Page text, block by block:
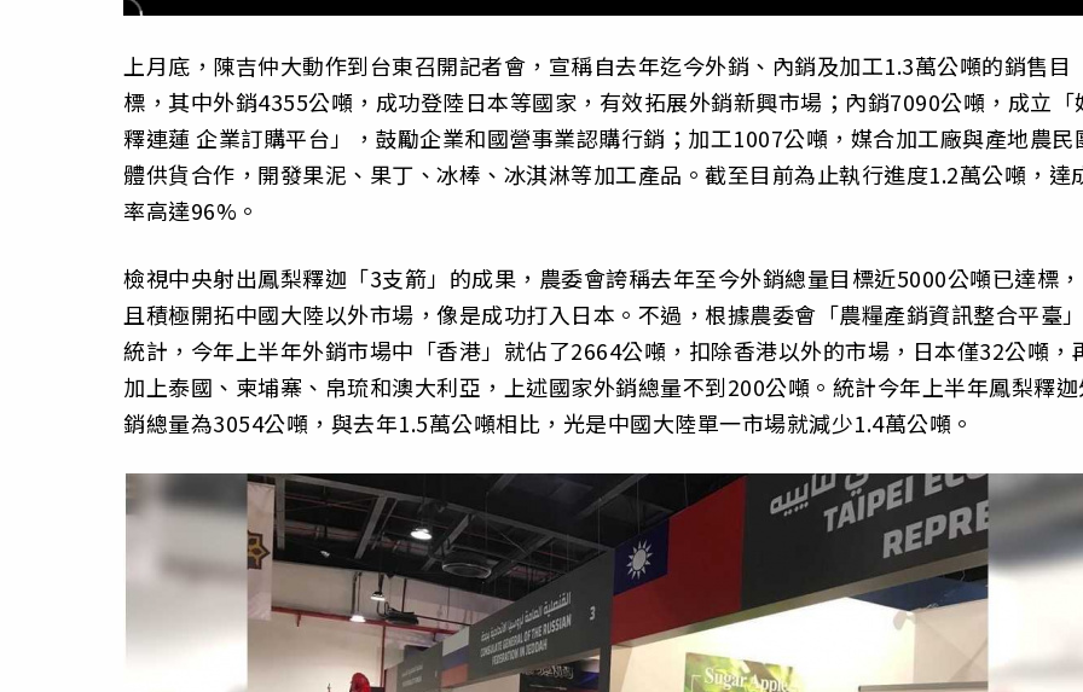
上月底，陳吉仲大動作到台東召開記者會，宣稱自去年迄今外銷、內銷及加工1.3萬公噸的銷售目
標，其中外銷4355公噸，成功登陸日本等國家，有效拓展外銷新興市場；內銷7090公噸，成立「
釋連蓮 企業訂購平台」，鼓勵企業和國營事業認購行銷；加工1007公噸，媒合加工廠與產地農民
體供貨合作，開發果泥、果丁、冰棒、冰淇淋等加工產品。截至目前為止執行進度1.2萬公噸，達
率高達96%。
檢視中央射出鳳梨釋迦「3支箭」的成果，農委會誇稱去年至今外銷總量目標近5000公噸已達標，
且積極開拓中國大陸以外市場，像是成功打入日本。不過，根據農委會「農糧產銷資訊整合平臺
統計，今年上半年外銷市場中「香港」就佔了2664公噸，扣除香港以外的市場，日本僅32公噸，
加上泰國、柬埔寨、帛琉和澳大利亞，上述國家外銷總量不到200公噸。統計今年上半年鳳梨釋
銷總量為3054公噸，與去年1.5萬公噸相比，光是中國大陸單一市場就減少1.4萬公噸。